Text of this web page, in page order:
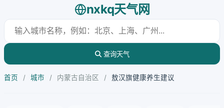
nxkq天气网
查询天气
首页 / 城市 / 内蒙古自治区 / 敖汉旗健康养生建议